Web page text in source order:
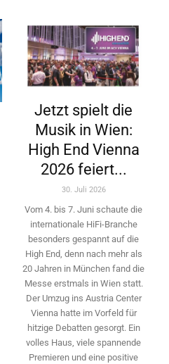
Jetzt spielt die
Musik in Wien:
High End Vienna
2026 feiert...
30. Juli 2026
Vom 4. bis 7. Juni schaute die
internationale HiFi-Branche
besonders gespannt auf die
High End, denn nach mehr als
20 Jahren in München fand die
Messe erstmals in Wien statt.
Der Umzug ins Austria Center
Vienna hatte im Vorfeld für
hitzige Debatten gesorgt. Ein
volles Haus, viele spannende
Premieren und eine positive